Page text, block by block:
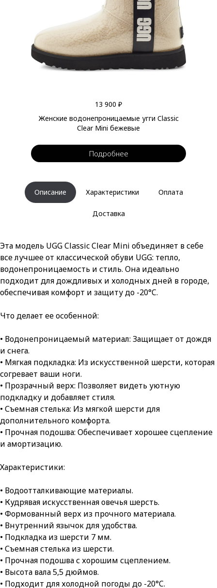
13 900 ₽
Женские водонепроницаемые угги Classic
Clear Mini бежевые
Подробнее
Описание Характеристики Оплата
Доставка
Эта модель UGG Classic Clear Mini объединяет в себе
все лучшее от классической обуви UGG: тепло,
водонепроницаемость и стиль. Она идеально
подходит для дождливых и холодных дней в городе,
обеспечивая комфорт и защиту до -20°C.
Что делает ее особенной:
• Водонепроницаемый материал: Защищает от дождя
и снега.
• Мягкая подкладка: Из искусственной шерсти, которая
согревает ваши ноги.
• Прозрачный верх: Позволяет видеть уютную
подкладку и добавляет стиля.
• Съемная стелька: Из мягкой шерсти для
дополнительного комфорта.
• Прочная подошва: Обеспечивает хорошее сцепление
и амортизацию.
Характеристики:
• Водоотталкивающие материалы.
• Кудрявая искусственная овечья шерсть.
• Формованный верх из прочного материала.
• Внутренний язычок для удобства.
• Подкладка из шерсти 7 мм.
• Съемная стелька из шерсти.
• Прочная подошва с хорошим сцеплением.
• Высота вала 5,5 дюймов.
• Подходит для холодной погоды до -20°C.